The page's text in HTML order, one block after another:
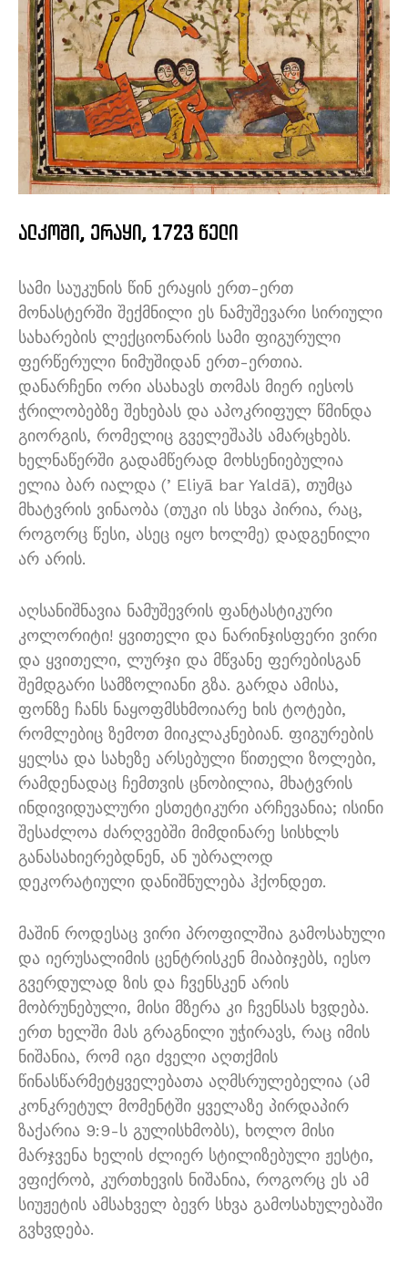
ალკოში, ერაყი, 1723 წელი
სამი საუკუნის წინ ერაყის ერთ-ერთ
მონასტერში შექმნილი ეს ნამუშევარი სირიული
სახარების ლექციონარის სამი ფიგურული
ფერწერული ნიმუშიდან ერთ-ერთია.
დანარჩენი ორი ასახავს თომას მიერ იესოს
ჭრილობებზე შეხებას და აპოკრიფულ წმინდა
გიორგის, რომელიც გველეშაპს ამარცხებს.
ხელნაწერში გადამწერად მოხსენიებულია
ელია ბარ იალდა (ʼEliyā bar Yaldā), თუმცა
მხატვრის ვინაობა (თუკი ის სხვა პირია, რაც,
როგორც წესი, ასეც იყო ხოლმე) დადგენილი
არ არის.
აღსანიშნავია ნამუშევრის ფანტასტიკური
კოლორიტი! ყვითელი და ნარინჯისფერი ვირი
და ყვითელი, ლურჯი და მწვანე ფერებისგან
შემდგარი სამზოლიანი გზა. გარდა ამისა,
ფონზე ჩანს ნაყოფმსხმოიარე ხის ტოტები,
რომლებიც ზემოთ მიიკლაკნებიან. ფიგურების
ყელსა და სახეზე არსებული წითელი ზოლები,
რამდენადაც ჩემთვის ცნობილია, მხატვრის
ინდივიდუალური ესთეტიკური არჩევანია; ისინი
შესაძლოა ძარღვებში მიმდინარე სისხლს
განასახიერებდნენ, ან უბრალოდ
დეკორატიული დანიშნულება ჰქონდეთ.
მაშინ როდესაც ვირი პროფილშია გამოსახული
და იერუსალიმის ცენტრისკენ მიაბიჯებს, იესო
გვერდულად ზის და ჩვენსკენ არის
მობრუნებული, მისი მზერა კი ჩვენსას ხვდება.
ერთ ხელში მას გრაგნილი უჭირავს, რაც იმის
ნიშანია, რომ იგი ძველი აღთქმის
წინასწარმეტყველებათა აღმსრულებელია (ამ
კონკრეტულ მომენტში ყველაზე პირდაპირ
ზაქარია 9:9-ს გულისხმობს), ხოლო მისი
მარჯვენა ხელის ძლიერ სტილიზებული ჟესტი,
ვფიქრობ, კურთხევის ნიშანია, როგორც ეს ამ
სიუჟეტის ამსახველ ბევრ სხვა გამოსახულებაში
გვხვდება.